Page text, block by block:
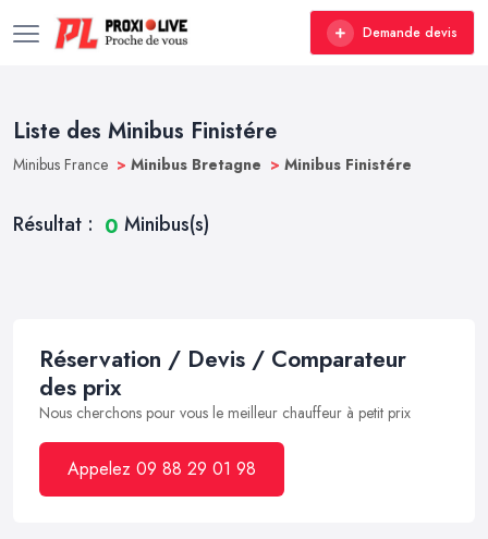
Demande devis
Liste des Minibus Finistére
Minibus France > Minibus Bretagne > Minibus Finistére
Résultat : 0 Minibus(s)
Réservation / Devis / Comparateur
des prix
Nous cherchons pour vous le meilleur chauffeur à petit prix
Appelez 09 88 29 01 98